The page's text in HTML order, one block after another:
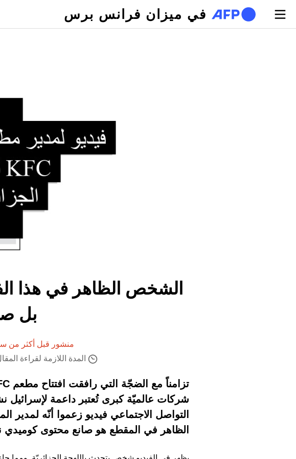
تجاوز إلى المحتوى الرئيسي
في ميزان فرانس برس
التبويبات الأساسية
بل
منشور قبل أكثر من
المدة اللازمة لقراءة المقال: 1
شركات عالميّة كبرى تُعتبر داعمة
التواصل الاجتماعي فيديو زعموا أنّه لمدير
الظاهر في المقطع هو صانع محتوى كوميدي